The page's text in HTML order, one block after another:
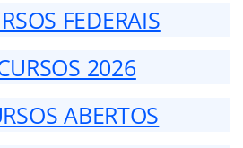
FEDERAIS
2026
ABERTOS